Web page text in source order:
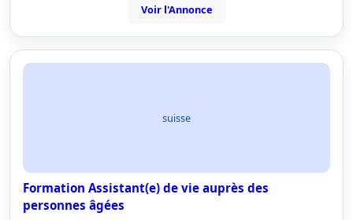
Voir l'Annonce
suisse
Formation Assistant(e) de vie auprès des
personnes âgées